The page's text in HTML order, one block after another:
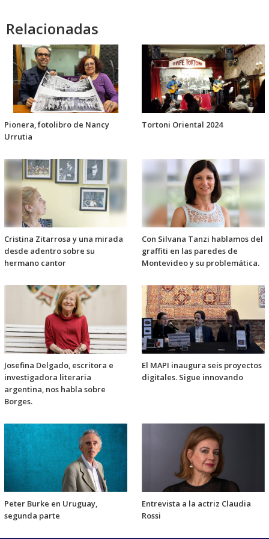
Relacionadas
Pionera, fotolibro de Nancy
Urrutia
Tortoni Oriental 2024
Cristina Zitarrosa y una mirada
desde adentro sobre su
hermano cantor
Con Silvana Tanzi hablamos del
graffiti en las paredes de
Montevideo y su problemática.
Josefina Delgado, escritora e
investigadora literaria
argentina, nos habla sobre
Borges.
El MAPI inaugura seis proyectos
digitales. Sigue innovando
Peter Burke en Uruguay,
segunda parte
Entrevista a la actriz Claudia
Rossi